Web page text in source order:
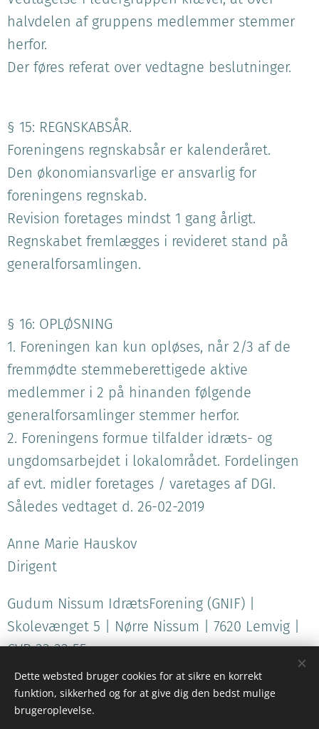
halvdelen af gruppens medlemmer stemmer
herfor.
Der føres referat over vedtagne beslutninger.
§ 15: REGNSKABSÅR.
Foreningens regnskabsår er kalenderåret.
Den økonomiansvarlige er ansvarlig for
foreningens regnskab.
Revision foretages mindst 1 gang årligt.
Regnskabet fremlægges i revideret stand på
generalforsamlingen.
§ 16: OPLØSNING
1. Foreningen kan kun opløses, når 2/3 af de
fremmødte stemmeberettigede aktive
medlemmer i 2 på hinanden følgende
generalforsamlinger stemmer herfor.
2. Foreningens formue tilfalder idræts- og
ungdomsarbejdet i lokalområdet. Fordelingen
af evt. midler foretages / varetages af DGI.
Således vedtaget d. 26-02-2019
Anne Marie Hauskov
Dirigent
Gudum Nissum IdrætsForening (GNIF) |
Skolevænget 5 | Nørre Nissum | 7620 Lemvig |
CVR 33 33 55
Dette websted bruger cookies for at sikre en korrekt
funktion, sikkerhed og for at give dig den bedst mulige
brugeroplevelse.